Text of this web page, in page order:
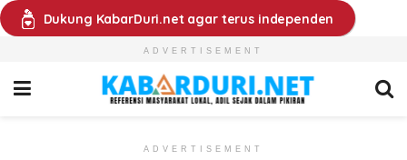
Dukung KabarDuri.net agar terus independen
ADVERTISEMENT
ADVERTISEMENT